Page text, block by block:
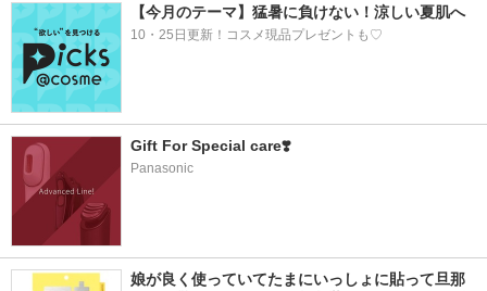
【今月のテーマ】猛暑に負けない！涼しい夏肌へ
10・25日更新！コスメ現品プレゼントも♡
Gift For Special care❣️
Panasonic
娘が良く使っていてたまにいっしょに貼って旦那